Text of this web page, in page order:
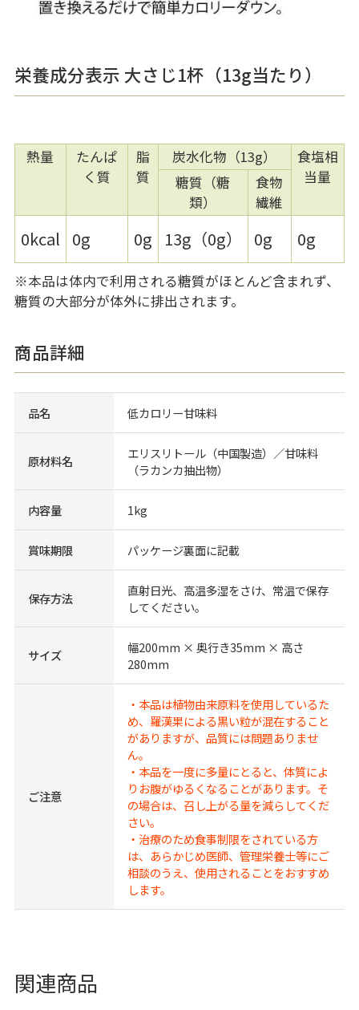
栄養成分表示 大さじ1杯（13g当たり）
熱量
たんぱ
く質
脂
質
炭水化物（13g）
食塩相
当量
糖質（糖
類）
食物
繊維
0kcal 0g 0g 13g（0g） 0g 0g
※本品は体内で利用される糖質がほとんど含まれず、
糖質の大部分が体外に排出されます。
商品詳細
品名 低カロリー甘味料
原材料名
エリスリトール（中国製造）／甘味料
（ラカンカ抽出物）
内容量 1kg
賞味期限 パッケージ裏面に記載
保存方法
直射日光、高温多湿をさけ、常温で保存
してください。
サイズ
幅200mm × 奥行き35mm × 高さ
280mm
ご注意
・本品は植物由来原料を使用しているた
め、羅漢果による黒い粒が混在すること
がありますが、品質には問題ありませ
ん。
・本品を一度に多量にとると、体質によ
りお腹がゆるくなることがあります。そ
の場合は、召し上がる量を減らしてくだ
さい。
・治療のため食事制限をされている方
は、あらかじめ医師、管理栄養士等にご
相談のうえ、使用されることをおすすめ
します。
関連商品